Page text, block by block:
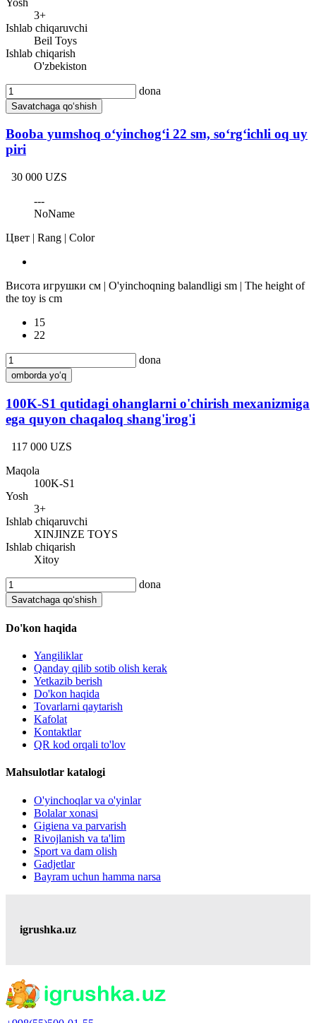
3+
Ishlab chiqaruvchi
Beil Toys
Ishlab chiqarish
O'zbekiston
dona
Savatchaga qo‘shish
Booba yumshoq o‘yinchog‘i 22 sm, so‘rg‘ichli oq uy
piri
30 000 UZS
---
NoName
Цвет | Rang | Color
Висота игрушки см | O'yinchoqning balandligi sm | The height of
the toy is cm
15
22
dona
omborda yo‘q
100K-S1 qutidagi ohanglarni o'chirish mexanizmiga
ega quyon chaqaloq shang'irog'i
117 000 UZS
Maqola
100K-S1
Yosh
3+
Ishlab chiqaruvchi
XINJINZE TOYS
Ishlab chiqarish
Xitoy
dona
Savatchaga qo‘shish
Do'kon haqida
Yangiliklar
Qanday qilib sotib olish kerak
Yetkazib berish
Do'kon haqida
Tovarlarni qaytarish
Kafolat
Kontaktlar
QR kod orqali to'lov
Mahsulotlar katalogi
O'yinchoqlar va o'yinlar
Bolalar xonasi
Gigiena va parvarish
Rivojlanish va ta'lim
Sport va dam olish
Gadjetlar
Bayram uchun hamma narsa
igrushka.uz